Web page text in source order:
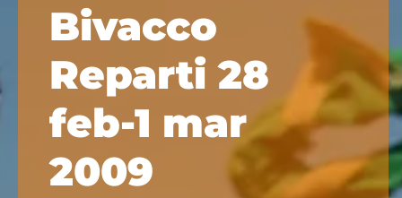
Bivacco
Reparti 28
feb-1 mar
2009